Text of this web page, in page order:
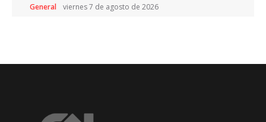
General viernes 7 de agosto de 2026